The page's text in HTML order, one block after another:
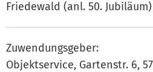
Friedewald (anl. 50. Jubiläum)
Zuwendungsgeber: Fa.
Objektservice, Gartenstr. 6,